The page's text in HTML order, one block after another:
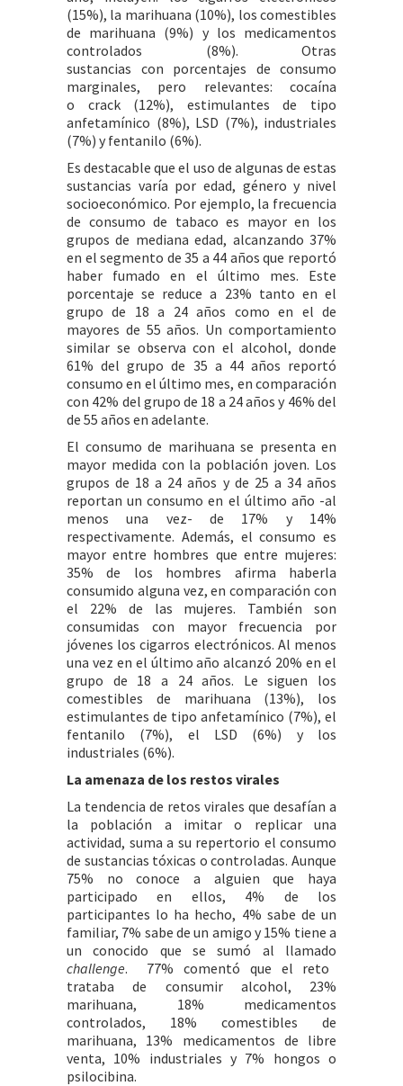
(15%), la marihuana (10%), los comestibles
de marihuana (9%) y los medicamentos
controlados (8%). Otras
sustancias con porcentajes de consumo
marginales, pero relevantes: cocaína
o crack (12%), estimulantes de tipo
anfetamínico (8%), LSD (7%), industriales
(7%) y fentanilo (6%).
Es destacable que el uso de algunas de estas
sustancias varía por edad, género y nivel
socioeconómico. Por ejemplo, la frecuencia
de consumo de tabaco es mayor en los
grupos de mediana edad, alcanzando 37%
en el segmento de 35 a 44 años que reportó
haber fumado en el último mes. Este
porcentaje se reduce a 23% tanto en el
grupo de 18 a 24 años como en el de
mayores de 55 años. Un comportamiento
similar se observa con el alcohol, donde
61% del grupo de 35 a 44 años reportó
consumo en el último mes, en comparación
con 42% del grupo de 18 a 24 años y 46% del
de 55 años en adelante.
El consumo de marihuana se presenta en
mayor medida con la población joven. Los
grupos de 18 a 24 años y de 25 a 34 años
reportan un consumo en el último año -al
menos una vez- de 17% y 14%
respectivamente. Además, el consumo es
mayor entre hombres que entre mujeres:
35% de los hombres afirma haberla
consumido alguna vez, en comparación con
el 22% de las mujeres. También son
consumidas con mayor frecuencia por
jóvenes los cigarros electrónicos. Al menos
una vez en el último año alcanzó 20% en el
grupo de 18 a 24 años. Le siguen los
comestibles de marihuana (13%), los
estimulantes de tipo anfetamínico (7%), el
fentanilo (7%), el LSD (6%) y los
industriales (6%).
La amenaza de los restos virales
La tendencia de retos virales que desafían a
la población a imitar o replicar una
actividad, suma a su repertorio el consumo
de sustancias tóxicas o controladas. Aunque
75% no conoce a alguien que haya
participado en ellos, 4% de los
participantes lo ha hecho, 4% sabe de un
familiar, 7% sabe de un amigo y 15% tiene a
un conocido que se sumó al llamado
challenge. 77% comentó que el reto
trataba de consumir alcohol, 23%
marihuana, 18% medicamentos
controlados, 18% comestibles de
marihuana, 13% medicamentos de libre
venta, 10% industriales y 7% hongos o
psilocibina.